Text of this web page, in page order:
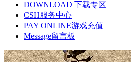
DOWNLOAD 下载专区
CSH服务中心
PAY ONLINE游戏充值
Message留言板